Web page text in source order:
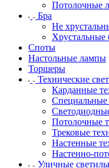
Потолочные
Бра
Не
Хрустальные
Споты
Настольные лампы
Торшеры
Технические
Карданные
Специальные
Потолочные
Трековые
Настенные
Настенно-
Уличные